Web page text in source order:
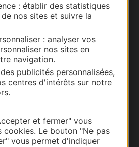
: établir des statistiques
nos sites et suivre la
: analyser vos
nos sites en
navigation.
publicités personnalisées,
centres d'intérêts sur notre
et fermer" vous
cookies. Le bouton "Ne pas
vous permet d'indiquer